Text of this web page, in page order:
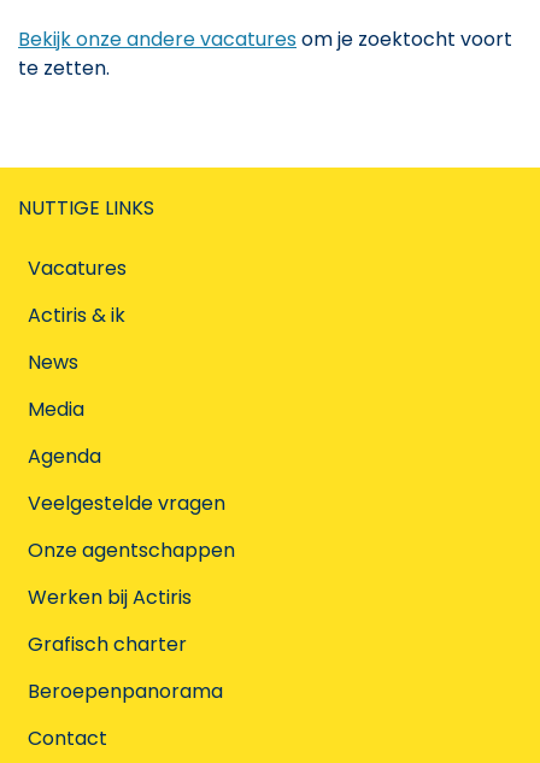
Bekijk onze andere vacaturesom je zoektocht voort
te zetten.
NUTTIGE LINKS
Vacatures
Actiris & ik
News
Media
Agenda
Veelgestelde vragen
Onze agentschappen
Werken bij Actiris
Grafisch charter
Beroepenpanorama
Contact